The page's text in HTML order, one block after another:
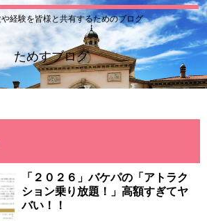
経験を皆様と共有するためのブログ
ためすブログ
「２０２６」バケパの「アトラク
ション乗り放題！」高額すぎてヤ
バい！！